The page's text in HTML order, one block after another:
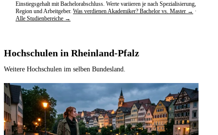
Einstiegsgehalt mit Bachelorabschluss. Werte variieren je nach Spezialisierung,
Region und Arbeitgeber. Was verdienen Akademiker? Bachelor vs. Master → ·
Alle Studienbereiche →
Hochschulen in Rheinland-Pfalz
Weitere Hochschulen im selben Bundesland.